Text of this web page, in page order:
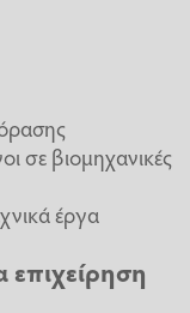
σε βιομηχανικές
έργα
επιχείρηση